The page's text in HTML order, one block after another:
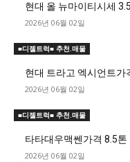
현대 올 뉴마이티시세
2026년 06월 02일
■디젤트럭■ 추천.매물
현대 트라고 엑시언트가
2026년 06월 02일
■디젤트럭■ 추천.매물
타타대우맥쎈가격 8.5
2026년 06월 02일